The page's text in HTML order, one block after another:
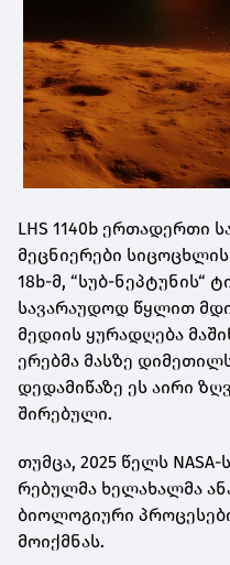
LHS 1140b ერ­თა­დერ­თი
მეც­ნი­ე­რე­ბი სი­ცო­ცხლის
18b-მ, “სუბ-ნეპ­ტუ­ნის“
სა­ვა­რა­უ­დოდ წყლით
მე­დი­ის ყუ­რა­დღე­ბა
ე­რებ­მა მას­ზე
დე­და­მი­წა­ზე ეს აირი
ში­რე­ბუ­ლი.
თუმ­ცა, 2025 წელს
რე­ბულ­მა ხე­ლა­ხალ­მა
ბი­ო­ლო­გი­უ­რი
მო­იქ­მნას.